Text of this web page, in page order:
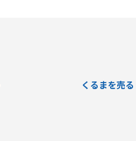
くるまを売る